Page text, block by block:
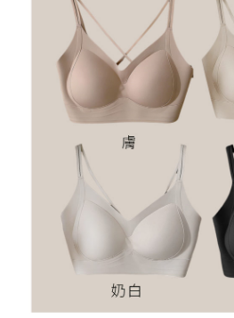
【注意事項】
１．透過由恩沛科技股份有限公司提供之「
易，需依本服務之必要範圍內提供個人資料
權轉讓予恩沛科技股份有限公司。
２．關於個人資料處理事宜，請瀏覽以下網址
https://aftee.tw/terms/#terms3
３．未成年的使用者請事先徵得法定代理人
「AFTEE先享後付」，若未經同意申辦者引
４．使用「AFTEE先享後付」時，將依據個
時審查核予不同之上限額度；若仍有額度不
５．嚴禁一人註冊多個帳號或使用他人資訊
恩沛科技股份有限公司將有權停止該用戶之
每筆NT$85，滿NT$799(含以上)免運費
海外宅配